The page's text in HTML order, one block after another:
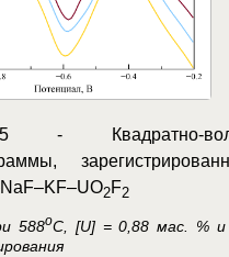
5 -
Квадратно-
2F2
588oC, [U] = 0,88 мас. % и